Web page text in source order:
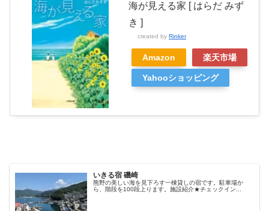
海が見える家 [ はらだ みず
き ]
created by Rinker
Amazon 楽天市場
Yahooショッピング
いきる宿 磯崎
熊野の美しい海を見下ろす一棟貸しの宿です。駐車場か
ら、階段を100段上ります。施設紹介★チェックイン...